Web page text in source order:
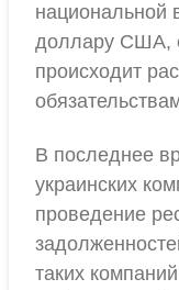
национальной
доллару США,
происходит
В последнее
украинских
проведение
таких